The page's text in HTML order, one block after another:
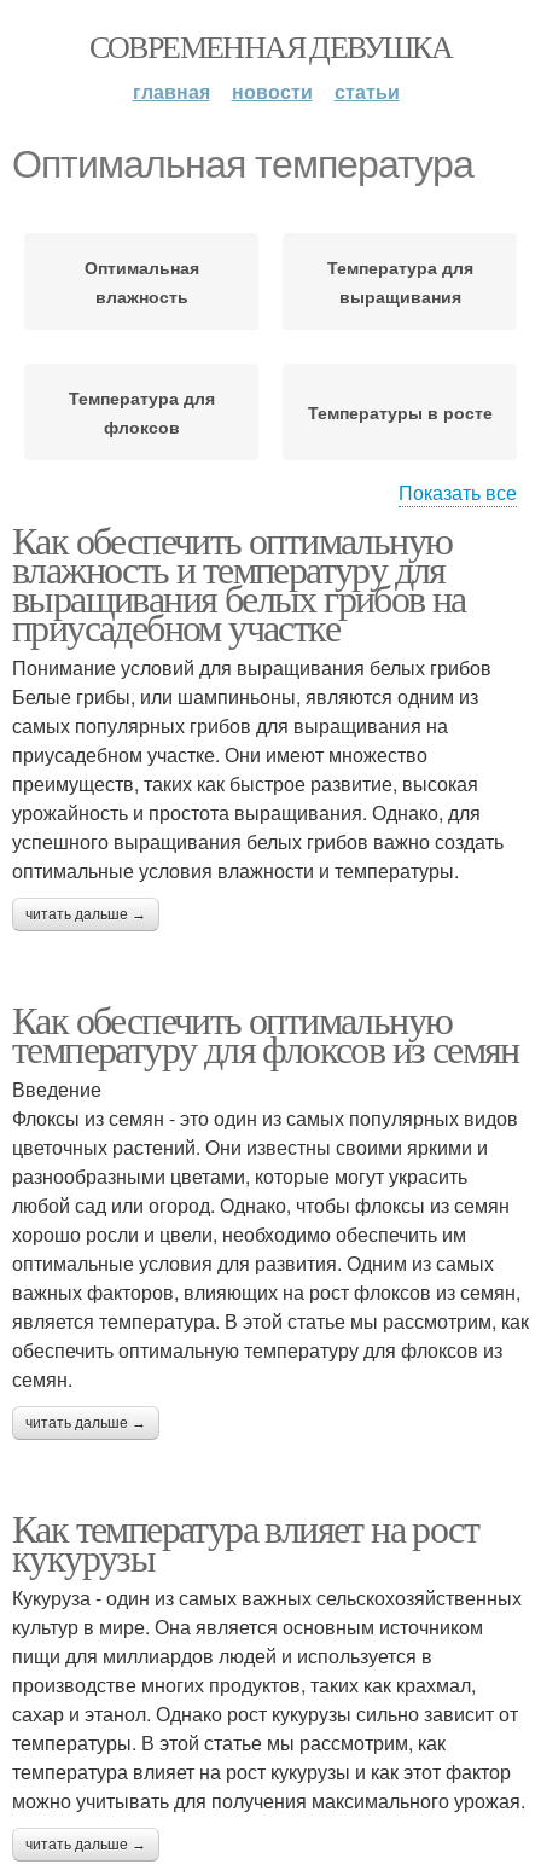
СОВРЕМЕННАЯ ДЕВУШКА
главная новости статьи
Оптимальная температура
Оптимальная
влажность
Температура для
выращивания
Температура для
флоксов
Температуры в росте
Температура для роста Температуры на рост
Высокая температура
Кукурузы при низких
температурах
Кукурузы при высоких
температурах
Температура для
ипомеи
Проблемы с
Температура для
растений
Температуры в
Температура для питья Лимон при температуре
Показать все
Как обеспечить оптимальную
влажность и температуру для
выращивания белых грибов на
приусадебном участке
Понимание условий для выращивания белых грибов
Белые грибы, или шампиньоны, являются одним из
самых популярных грибов для выращивания на
приусадебном участке. Они имеют множество
преимуществ, таких как быстрое развитие, высокая
урожайность и простота выращивания. Однако, для
успешного выращивания белых грибов важно создать
оптимальные условия влажности и температуры.
читать дальше →
Как обеспечить оптимальную
температуру для флоксов из семян
Введение
Флоксы из семян - это один из самых популярных видов
цветочных растений. Они известны своими яркими и
разнообразными цветами, которые могут украсить
любой сад или огород. Однако, чтобы флоксы из семян
хорошо росли и цвели, необходимо обеспечить им
оптимальные условия для развития. Одним из самых
важных факторов, влияющих на рост флоксов из семян,
является температура. В этой статье мы рассмотрим, как
обеспечить оптимальную температуру для флоксов из
семян.
читать дальше →
Как температура влияет на рост
кукурузы
Кукуруза - один из самых важных сельскохозяйственных
культур в мире. Она является основным источником
пищи для миллиардов людей и используется в
производстве многих продуктов, таких как крахмал,
сахар и этанол. Однако рост кукурузы сильно зависит от
температуры. В этой статье мы рассмотрим, как
температура влияет на рост кукурузы и как этот фактор
можно учитывать для получения максимального урожая.
читать дальше →